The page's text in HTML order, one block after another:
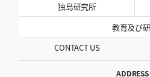
独島研究所
教育及び
CONTACT US
ADDRESS